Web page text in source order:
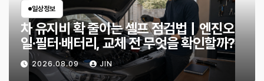
일상정보
차 유지비 확 줄이는 셀프 점검법｜엔진오
일·필터·배터리, 교체 전 무엇을 확인할까?
2026.08.09 JIN